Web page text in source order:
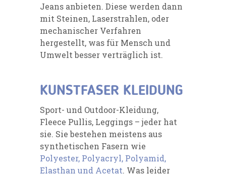
Jeans anbieten. Diese werden dann
mit Steinen, Laserstrahlen, oder
mechanischer Verfahren
hergestellt, was für Mensch und
Umwelt besser verträglich ist.
KUNSTFASER KLEIDUNG
Sport- und Outdoor-Kleidung,
Fleece Pullis, Leggings – jeder hat
sie. Sie bestehen meistens aus
synthetischen Fasern wie
Polyester, Polyacryl, Polyamid,
Elasthan und Acetat. Was leider